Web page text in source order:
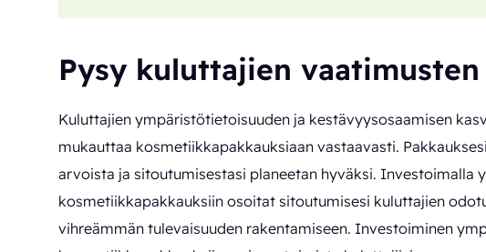
Pysy kuluttajien vaatimusten
Kuluttajien ympäristötietoisuuden ja kestävyysosaamisen
mukauttaa kosmetiikkapakkauksiaan vastaavasti.
arvoista ja sitoutumisestasi planeetan hyväksi. Investoimalla
kosmetiikkapakkauksiin osoitat sitoutumisesi kuluttajien
vihreämmän tulevaisuuden rakentamiseen. Investoiminen